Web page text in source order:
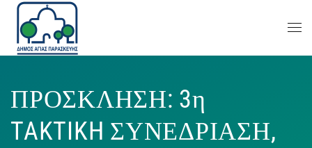
ΠΡΟΣΚΛΗΣΗ: 3η
TAKTIKH ΣΥΝΕΔΡΙΑΣΗ,